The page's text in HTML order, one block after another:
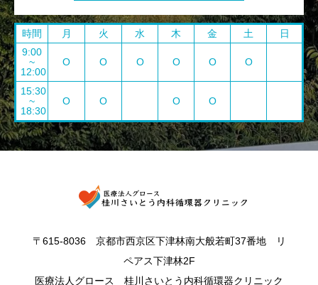
時間 月 火 水 木 金 土
日
9:00
~
12:00
O O O O O O
15:30
~
18:30
O O O O
〒615-8036 京都市西京区下津林南大般若町37番地 リ
ペアス下津林2F
医療法人グロース 桂川さいとう内科循環器クリニック